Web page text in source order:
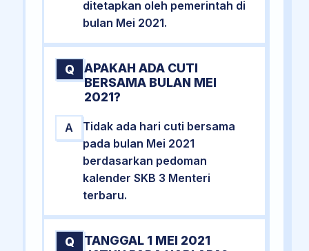
ditetapkan oleh pemerintah di
bulan Mei 2021.
Q
APAKAH ADA CUTI
BERSAMA BULAN MEI
2021?
A
Tidak ada hari cuti bersama
pada bulan Mei 2021
berdasarkan pedoman
kalender SKB 3 Menteri
terbaru.
Q
TANGGAL 1 MEI 2021